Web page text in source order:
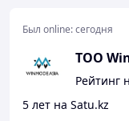
изготовления
конструкций, на
вибрационные
этого, в общих
облицовки и
Был online:сегодня
ТОО
Рейтинг
5 лет на Satu.kz